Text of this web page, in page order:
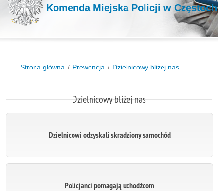
Komenda Miejska Policji w
Strona główna Prewencja Dzielnicowy bliżej nas
Dzielnicowy bliżej nas
Dzielnicowi odzyskali skradziony samochód
Policjanci pomagają uchodźcom